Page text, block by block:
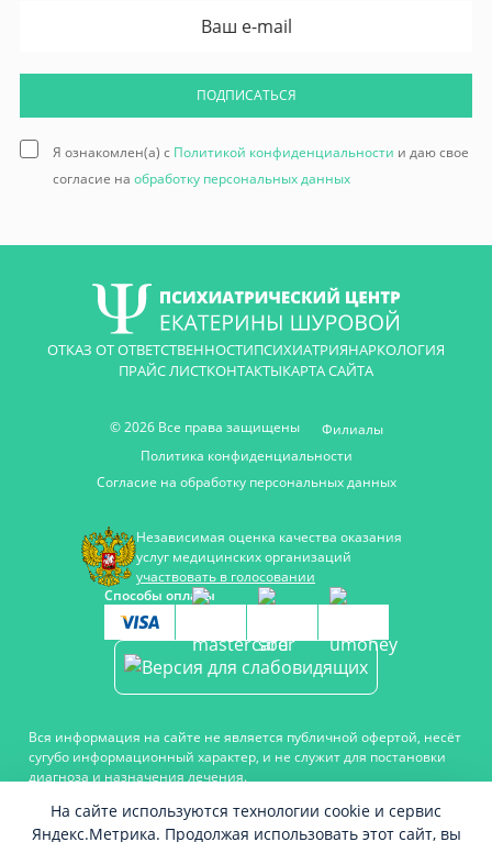
ПОДПИСАТЬСЯ
Я ознакомлен(а) с Политикой конфиденциальности и даю свое
согласие на обработку персональных данных
ОТКАЗ ОТ ОТВЕТСТВЕННОСТИПСИХИАТРИЯНАРКОЛОГИЯ
ПРАЙС ЛИСТКОНТАКТЫКАРТА САЙТА
© 2026 Все права защищены
Филиалы
Политика конфиденциальности
Согласие на обработку персональных данных
Независимая оценка качества оказания
услуг медицинских организаций
участвовать в голосовании
Способы оплаты
Вся информация на сайте не является публичной офертой, несёт
сугубо информационный характер, и не служит для постановки
диагноза и назначения лечения.
врачом. Консультационные услуги, оказываемые по телефону,
мессенджерам и в соцсетях носят исключительно
На сайте используются технологии cookie и сервис
Яндекс.Метрика. Продолжая использовать этот сайт, вы